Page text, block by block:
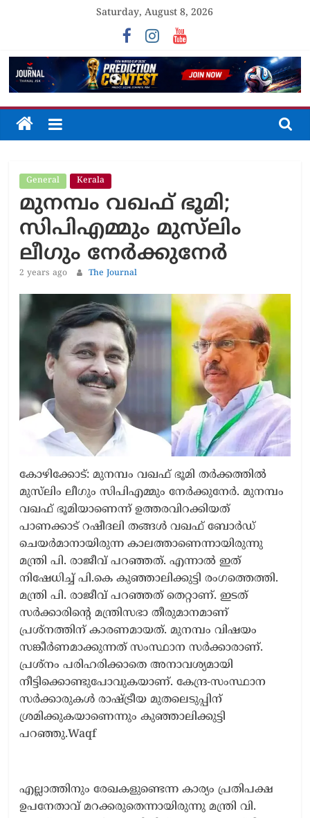
Saturday, August 8, 2026
The
Unfolding
The
Truth
General Kerala
മുനമ്പം വഖഫ് ഭൂമി;
സിപിഎമ്മും മുസ്‌ലിം
ലീഗും നേർക്കുനേർ
2 years ago The Journal
കോഴിക്കോട്: മുനമ്പം വഖഫ് ഭൂമി തർക്കത്തിൽ
മുസ്‌ലിം ലീഗും സിപിഎമ്മും നേർക്കുനേർ. മുനമ്പം
വഖഫ് ഭൂമിയാണെന്ന് ഉത്തരവിറക്കിയത്
പാണക്കാട് റഷീദലി തങ്ങൾ വഖഫ് ബോർഡ്
ചെയർമാനായിരുന്ന കാലത്താണെന്നായിരുന്നു
മന്ത്രി പി. രാജീവ് പറഞ്ഞത്. എന്നാൽ ഇത്
നിഷേധിച്ച് പി.കെ കുഞ്ഞാലിക്കുട്ടി രംഗത്തെത്തി.
മന്ത്രി പി. രാജീവ് പറഞ്ഞത് തെറ്റാണ്. ഇടത്
സർക്കാരിന്റെ മന്ത്രിസഭാ തീരുമാനമാണ്
പ്രശ്‌നത്തിന് കാരണമായത്. മുനമ്പം വിഷയം
സങ്കീർണമാക്കുന്നത് സംസ്ഥാന സർക്കാരാണ്.
പ്രശ്‌നം പരിഹരിക്കാതെ അനാവശ്യമായി
നീട്ടിക്കൊണ്ടുപോവുകയാണ്. കേന്ദ്ര-സംസ്ഥാന
സർക്കാരുകൾ രാഷ്ട്രീയ മുതലെടുപ്പിന്
ശ്രമിക്കുകയാണെന്നും കുഞ്ഞാലിക്കുട്ടി
പറഞ്ഞു.Waqf
എല്ലാത്തിനും രേഖകളുണ്ടെന്ന കാര്യം പ്രതിപക്ഷ
ഉപനേതാവ് മറക്കരുതെന്നായിരുന്നു മന്ത്രി വി.